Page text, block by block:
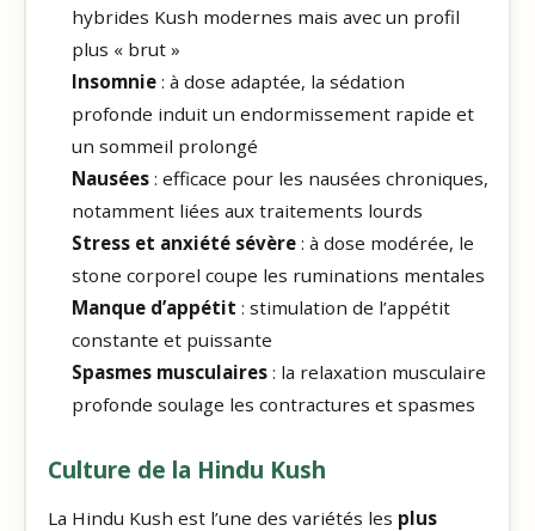
hybrides Kush modernes mais avec un profil
plus « brut »
Insomnie: à dose adaptée, la sédation
profonde induit un endormissement rapide et
un sommeil prolongé
Nausées: efficace pour les nausées chroniques,
notamment liées aux traitements lourds
Stress et anxiété sévère: à dose modérée, le
stone corporel coupe les ruminations mentales
Manque d’appétit : stimulation de l’appétit
constante et puissante
Spasmes musculaires: la relaxation musculaire
profonde soulage les contractures et spasmes
Culture de la Hindu Kush
La Hindu Kush est l’une des variétés les plus